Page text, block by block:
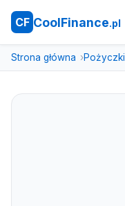
CF CoolFinance.pl
Strona główna Pożyczki